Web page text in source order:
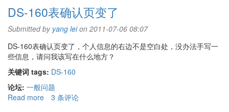
签
证
160
表
填
的
发
时
DS-160表确认页变了
Submitted by yang leion 2011-07-06 08:07
DS-160表确认页变了，个人信息的右边不是空白处，没办法手写一
些信息，请问我该写在什么地方？
关键词 tags: DS-160
论坛: 一般问题
Read more about
3 条评论